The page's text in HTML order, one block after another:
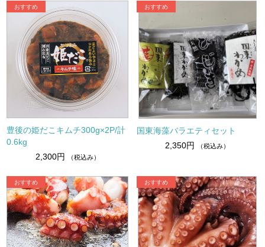
豊後の姫だこキムチ300g×2P/計
0.6kg
2,300円
（税込み）
国東海藻バラエティセット
2,350円
（税込み）